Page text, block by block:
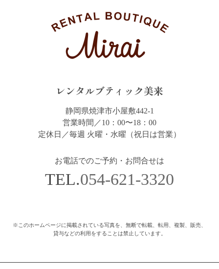
レンタルブティック美来
静岡県焼津市小屋敷442-1
営業時間／10：00〜18：00
定休日／毎週 火曜・水曜（祝日は営業）
お電話でのご予約・お問合せは
TEL.054-621-3320
※このホームページに掲載されている写真を、無断で転載、転用、複製、販売、
貸与などの利用をすることは禁止しています。